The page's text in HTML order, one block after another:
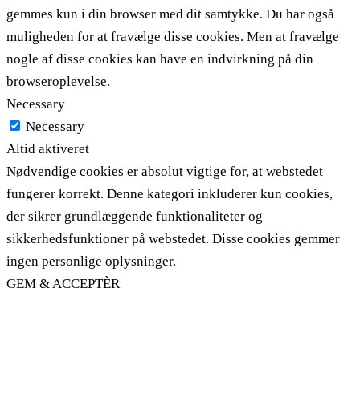
gemmes kun i din browser med dit samtykke. Du har også
muligheden for at fravælge disse cookies. Men at fravælge
nogle af disse cookies kan have en indvirkning på din
browseroplevelse.
Necessary
Necessary
Altid aktiveret
Nødvendige cookies er absolut vigtige for, at webstedet
fungerer korrekt. Denne kategori inkluderer kun cookies,
der sikrer grundlæggende funktionaliteter og
sikkerhedsfunktioner på webstedet. Disse cookies gemmer
ingen personlige oplysninger.
GEM & ACCEPTÈR